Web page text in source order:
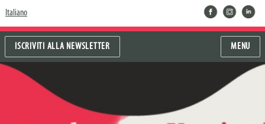
Italiano facebookinstragram
linkedin
ISCRIVITI ALLA NEWSLETTER MENU